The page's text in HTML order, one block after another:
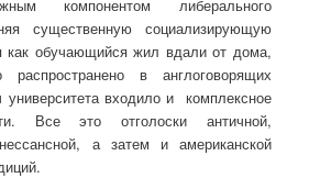
компонентом либерального
существенную социализирующую
обучающийся жил вдали от дома,
в англоговорящих
университета входило и комплексное
Все это отголоски античной,
а затем и американской